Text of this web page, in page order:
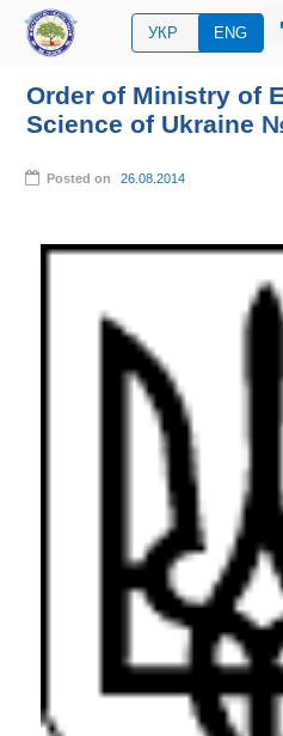
УКР ENG
Order of Ministry of
Science of Ukraine
Posted on 26.08.2014